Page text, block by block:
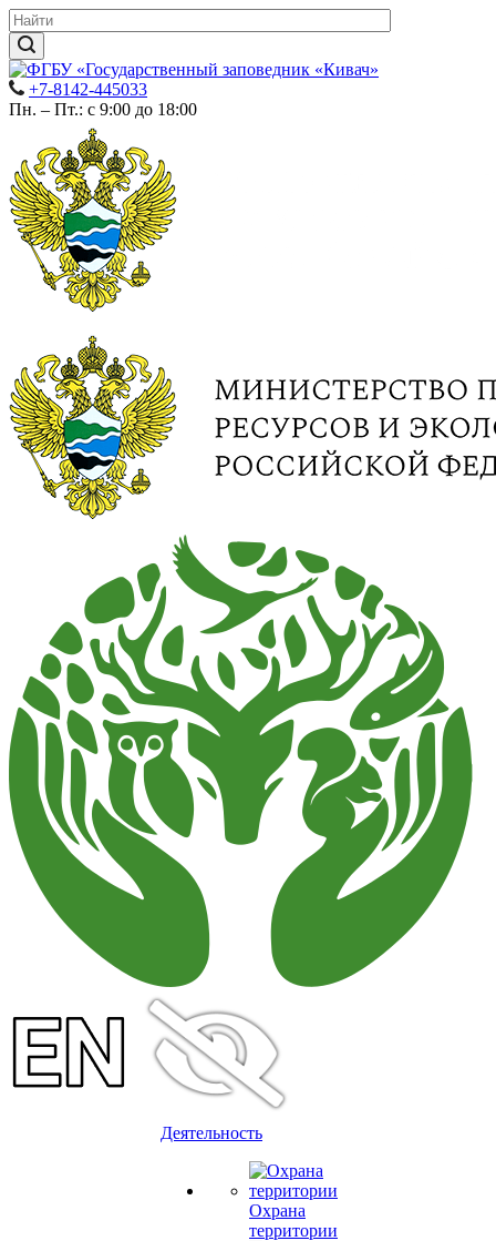
+7-8142-445033
Пн. – Пт.: с 9:00 до 18:00
Деятельность
Охрана
территории